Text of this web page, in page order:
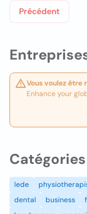
Vous voulez être
Enhance your
Précédent
lede
dental
business